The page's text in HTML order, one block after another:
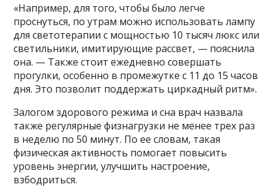
«Например, для того, чтобы было легче
проснуться, по утрам можно использовать лампу
для светотерапии с мощностью 10 тысяч люкс или
светильники, имитирующие рассвет, — пояснила
она. — Также стоит ежедневно совершать
прогулки, особенно в промежутке с 11 до 15 часов
дня. Это позволит поддержать циркадный ритм».
Залогом здорового режима и сна врач назвала
также регулярные физнагрузки не менее трех раз
в неделю по 50 минут. По ее словам, такая
физическая активность помогает повысить
уровень энергии, улучшить настроение,
взбодриться.